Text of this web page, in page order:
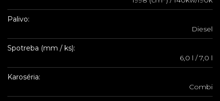
Palivo:
Diesel
Spotreba (mm / ks):
6,0 l / 7,0 l
Karoséria:
Combi